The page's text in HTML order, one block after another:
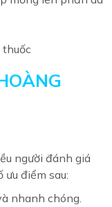
người đánh giá
điểm sau:
nhanh chóng.